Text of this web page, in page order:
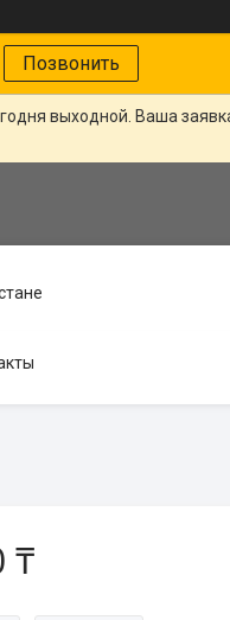
Позвонить
выходной. Ваша
₸